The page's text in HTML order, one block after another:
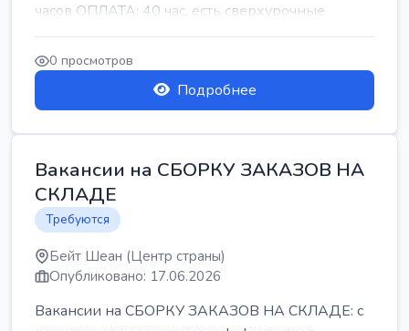
часов ОПЛАТА: 40 час, есть сверхурочные
ПИТАНИЕ ЕСТЬ Для синих б...
0 просмотров
Подробнее
Вакансии на СБОРКУ ЗАКАЗОВ НА
СКЛАДЕ
Требуются
Бейт Шеан (Центр страны)
Опубликовано: 17.06.2026
Вакансии на СБОРКУ ЗАКАЗОВ НА СКЛАДЕ: с